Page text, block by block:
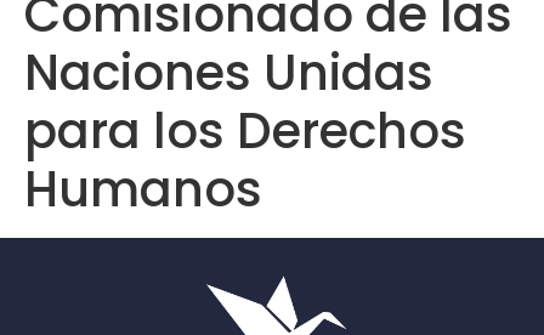
Comisionado de las
Naciones Unidas
para los Derechos
Humanos